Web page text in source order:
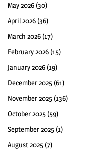
May 2026 (30)
April 2026 (36)
March 2026 (17)
February 2026 (15)
January 2026 (19)
December 2025 (61)
November 2025 (136)
October 2025 (59)
September 2025 (1)
August 2025 (7)